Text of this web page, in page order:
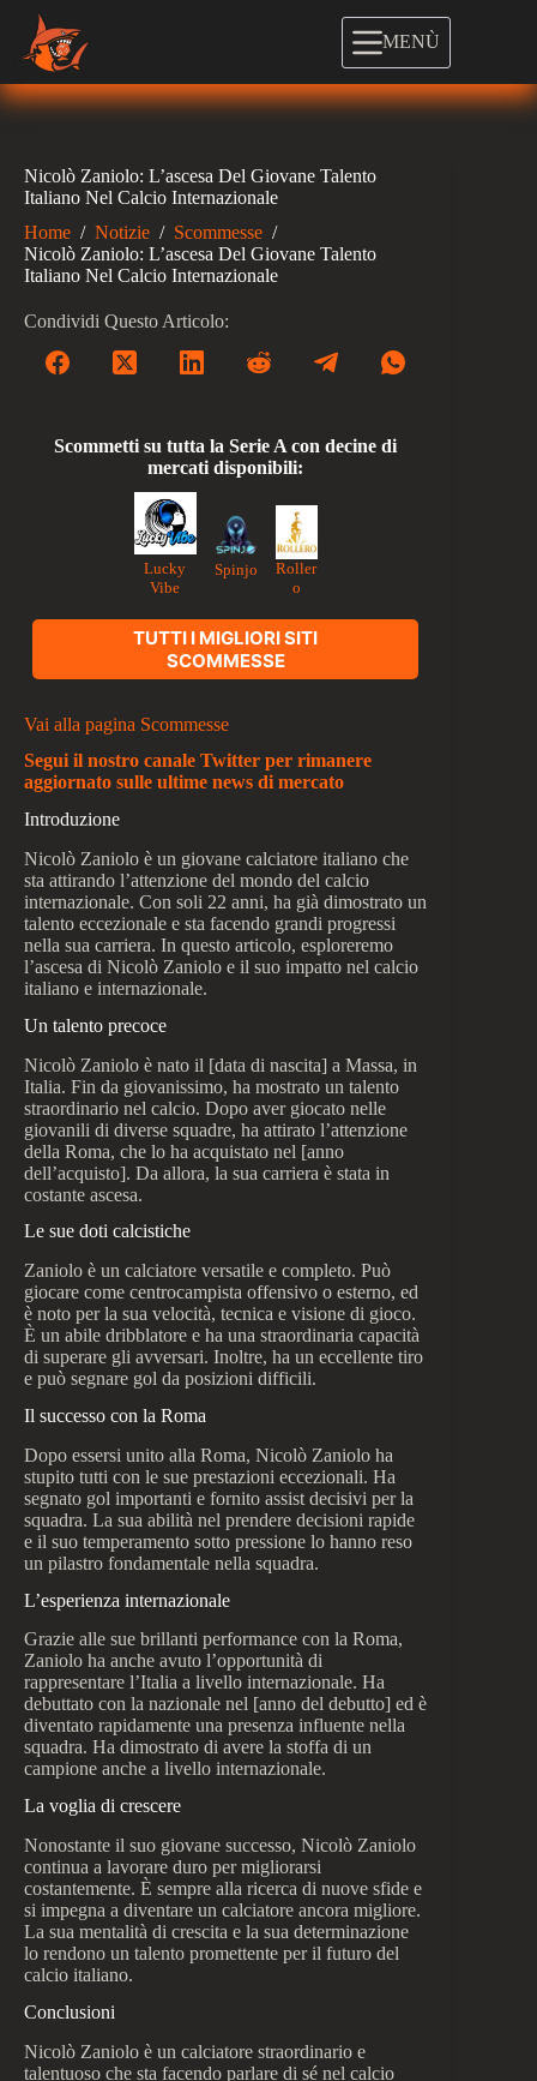
contenuto
MENÙ
Nicolò Zaniolo: L’ascesa Del Giovane Talento
Italiano Nel Calcio Internazionale
Home / Notizie / Scommesse /
Nicolò Zaniolo: L’ascesa Del Giovane Talento
Italiano Nel Calcio Internazionale
Condividi Questo Articolo:
Scommetti su tutta la Serie A con decine di
mercati disponibili:
Lucky
Vibe
Spinjo
Roller
o
TUTTI I MIGLIORI SITI
SCOMMESSE
Vai alla pagina Scommesse
Segui il nostro canale Twitter per rimanere
aggiornato sulle ultime news di mercato
Introduzione
Nicolò Zaniolo è un giovane calciatore italiano che
sta attirando l’attenzione del mondo del calcio
internazionale. Con soli 22 anni, ha già dimostrato un
talento eccezionale e sta facendo grandi progressi
nella sua carriera. In questo articolo, esploreremo
l’ascesa di Nicolò Zaniolo e il suo impatto nel calcio
italiano e internazionale.
Un talento precoce
Nicolò Zaniolo è nato il [data di nascita] a Massa, in
Italia. Fin da giovanissimo, ha mostrato un talento
straordinario nel calcio. Dopo aver giocato nelle
giovanili di diverse squadre, ha attirato l’attenzione
della Roma, che lo ha acquistato nel [anno
dell’acquisto]. Da allora, la sua carriera è stata in
costante ascesa.
Le sue doti calcistiche
Zaniolo è un calciatore versatile e completo. Può
giocare come centrocampista offensivo o esterno, ed
è noto per la sua velocità, tecnica e visione di gioco.
È un abile dribblatore e ha una straordinaria capacità
di superare gli avversari. Inoltre, ha un eccellente tiro
e può segnare gol da posizioni difficili.
Il successo con la Roma
Dopo essersi unito alla Roma, Nicolò Zaniolo ha
stupito tutti con le sue prestazioni eccezionali. Ha
segnato gol importanti e fornito assist decisivi per la
squadra. La sua abilità nel prendere decisioni rapide
e il suo temperamento sotto pressione lo hanno reso
un pilastro fondamentale nella squadra.
L’esperienza internazionale
Grazie alle sue brillanti performance con la Roma,
Zaniolo ha anche avuto l’opportunità di
rappresentare l’Italia a livello internazionale. Ha
debuttato con la nazionale nel [anno del debutto] ed è
diventato rapidamente una presenza influente nella
squadra. Ha dimostrato di avere la stoffa di un
campione anche a livello internazionale.
La voglia di crescere
Nonostante il suo giovane successo, Nicolò Zaniolo
continua a lavorare duro per migliorarsi
costantemente. È sempre alla ricerca di nuove sfide e
si impegna a diventare un calciatore ancora migliore.
La sua mentalità di crescita e la sua determinazione
lo rendono un talento promettente per il futuro del
calcio italiano.
Conclusioni
Nicolò Zaniolo è un calciatore straordinario e
talentuoso che sta facendo parlare di sé nel calcio